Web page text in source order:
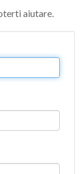
aiutare.